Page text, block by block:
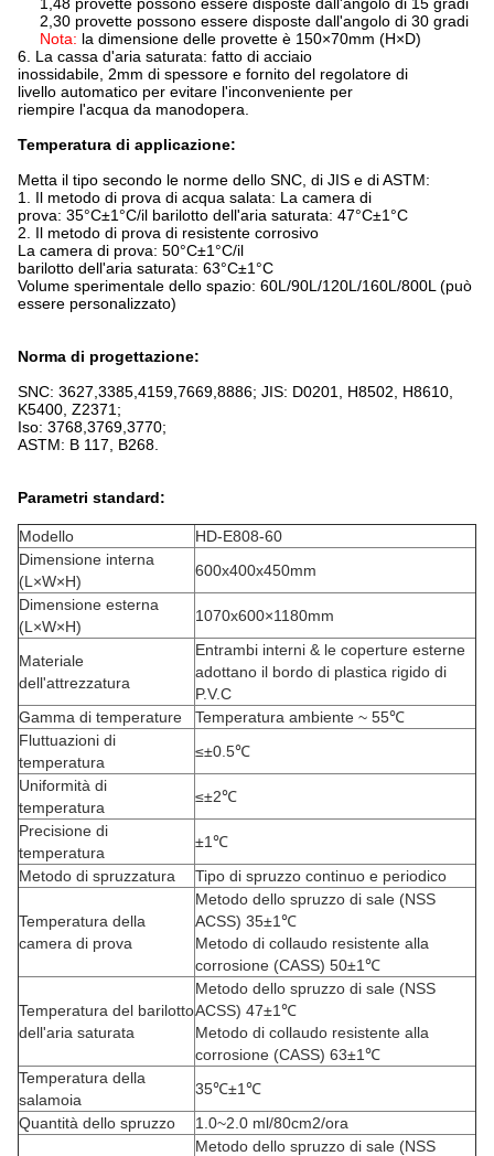
2,30 provette possono essere disposte dall'angolo di 30 gradi
Nota: la dimensione delle provette è 150×70mm (H×D)
6. La cassa d'aria saturata: fatto di acciaio
inossidabile, 2mm di spessore e fornito del regolatore di
livello automatico per evitare l'inconveniente per
riempire l'acqua da manodopera.
Temperatura di applicazione:
Metta il tipo secondo le norme dello SNC, di JIS e di ASTM:
1. Il metodo di prova di acqua salata: La camera di
prova: 35°C±1°C/il barilotto dell'aria saturata: 47°C±1°C
2. Il metodo di prova di resistente corrosivo
La camera di prova: 50°C±1°C/il
barilotto dell'aria saturata: 63°C±1°C
Volume sperimentale dello spazio: 60L/90L/120L/160L/800L (può
essere personalizzato)
Norma di progettazione:
SNC: 3627,3385,4159,7669,8886; JIS: D0201, H8502, H8610,
K5400, Z2371;
Iso: 3768,3769,3770;
ASTM: B 117, B268.
Parametri standard:
Modello
HD-E808-60
Dimensione interna
(L×W×H)
600x400x450mm
Dimensione esterna
(L×W×H)
1070x600×1180mm
Materiale
dell'attrezzatura
Entrambi interni & le coperture esterne
adottano il bordo di plastica rigido di
P.V.C
Gamma di temperature
Temperatura ambiente ~ 55℃
Fluttuazioni di
temperatura
≤±0.5℃
Uniformità di
temperatura
≤±2℃
Precisione di
temperatura
±1℃
Metodo di spruzzatura
Tipo di spruzzo continuo e periodico
Temperatura della
camera di prova
Metodo dello spruzzo di sale (NSS
ACSS) 35±1℃
Metodo di collaudo resistente alla
corrosione (CASS) 50±1℃
Temperatura del barilotto
dell'aria saturata
Metodo dello spruzzo di sale (NSS
ACSS) 47±1℃
Metodo di collaudo resistente alla
corrosione (CASS) 63±1℃
Temperatura della
salamoia
35℃±1℃
Quantità dello spruzzo
1.0~2.0 ml/80cm2/ora
Metodo dello spruzzo di sale (NSS